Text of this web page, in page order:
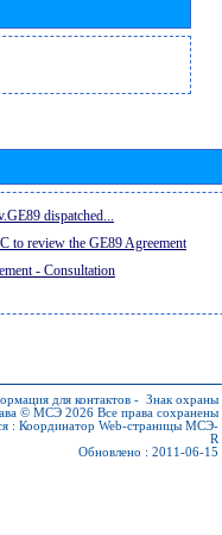
dispatched...
to review the GE89 Agreement
- Consultation
для контактов - Знак охраны
© МСЭ 2026 Все права сохранены
: Координатор Web-страницы МСЭ-
R
Обновлено : 2011-06-15